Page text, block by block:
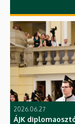
2026.06.27
ÁJK